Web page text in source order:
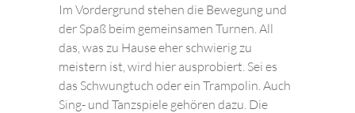
Im Vordergrund stehen die Bewegung und
der Spaß beim gemeinsamen Turnen. All
das, was zu Hause eher schwierig zu
meistern ist, wird hier ausprobiert. Sei es
das Schwungtuch oder ein Trampolin. Auch
Sing- und Tanzspiele gehören dazu. Die